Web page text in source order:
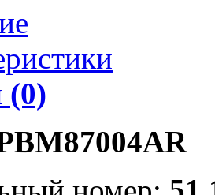
(0)